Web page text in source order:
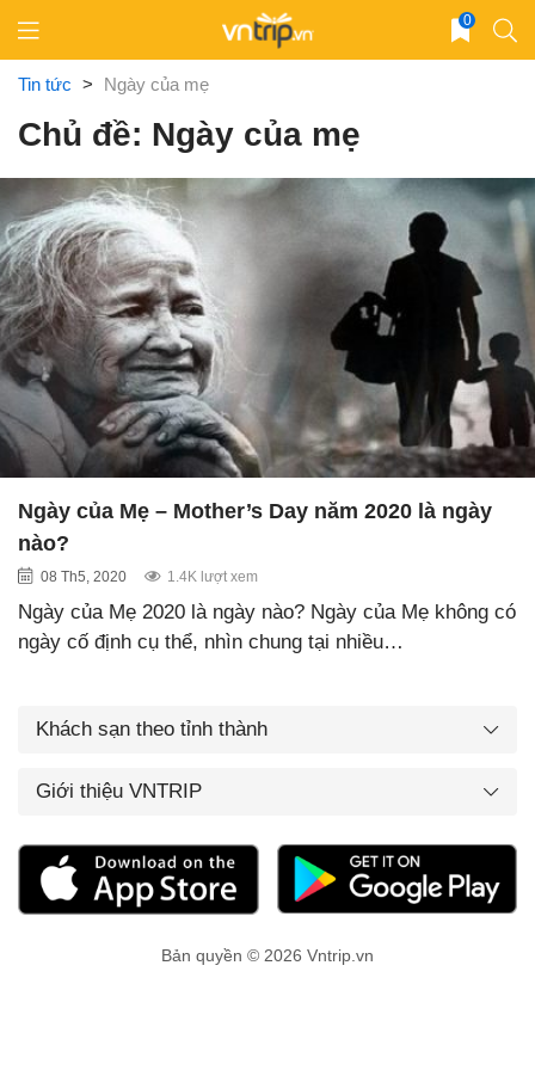
content
0
Tin tức > Ngày của mẹ
Chủ đề: Ngày của mẹ
Ngày của Mẹ – Mother’s Day năm 2020 là ngày
nào?
08 Th5, 2020 1.4K lượt xem
Ngày của Mẹ 2020 là ngày nào? Ngày của Mẹ không có
ngày cố định cụ thể, nhìn chung tại nhiều…
Khách sạn theo tỉnh thành
Giới thiệu VNTRIP
Bản quyền © 2026 Vntrip.vn